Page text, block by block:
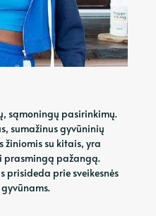
sąmoningų pasirinkimų.
sumažinus gyvūninių
su kitais, yra
pažangą.
prisideda prie sveikesnės